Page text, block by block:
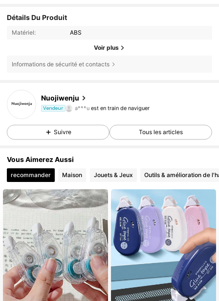
Détails Du Produit
Matériel: ABS
Voir plus
Informations de sécurité et contacts
Nuojiwenju
Vendeur
4,87
a***u est en train de naviguer
221 Suiveurs
Suivre Tous les articles
Vous Aimerez Aussi
recommander Maison Jouets & Jeux Outils & amélioration de